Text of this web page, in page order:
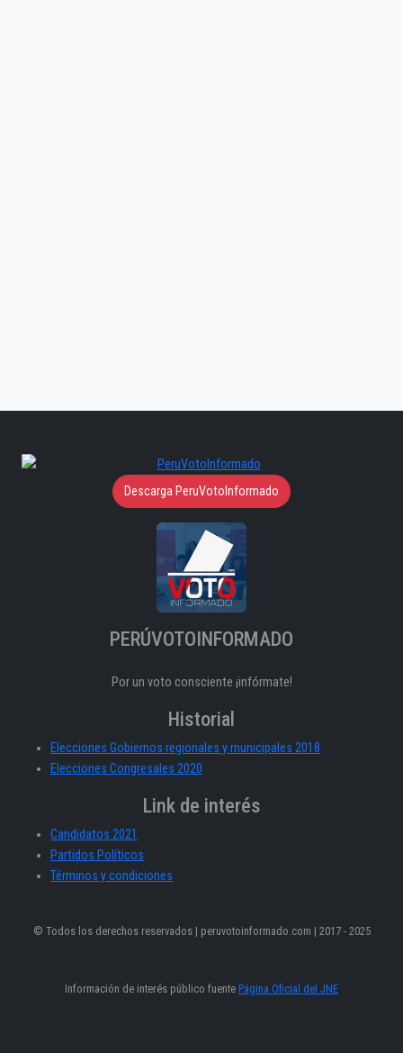
Descarga PeruVotoInformado
PERÚVOTOINFORMADO
Por un voto consciente ¡infórmate!
Historial
Elecciones Gobiernos regionales y municipales 2018
Elecciones Congresales 2020
Link de interés
Candidatos 2021
Partidos Políticos
Términos y condiciones
© Todos los derechos reservados | peruvotoinformado.com | 2017 - 2025
Información de interés público fuente Página Oficial del JNE